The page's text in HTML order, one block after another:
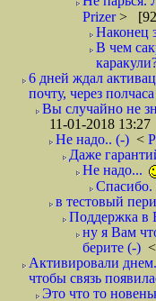
Prizer>
Наконец
В чем
6 дней ждал
почту, через
Вы случайно не
11-01-2018 13:27
Не надо.. (-) <
Даже
Не надо...
Спасибо.
в тестовый
Поддержка в
ну я Вам
берите (-) <
Активировали
чтобы связь
Это что то